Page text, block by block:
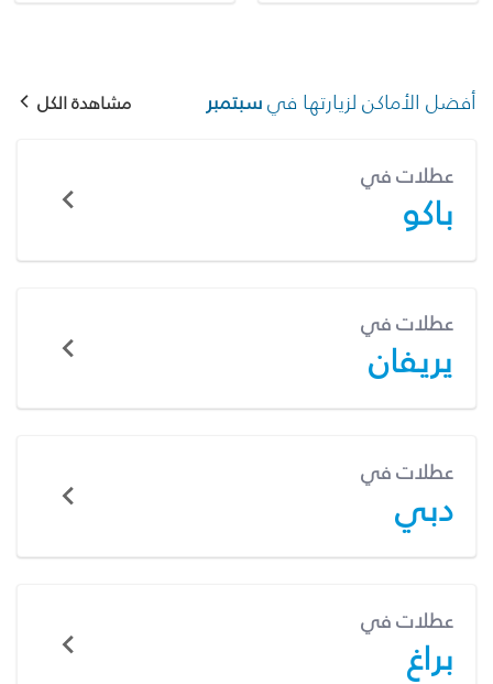
أفضل الأماكن لزيارتها فيسبتمبر مشاهدة الكل
عطلات في
باكو
عطلات في
يريفان
عطلات في
دبي
عطلات في
براغ